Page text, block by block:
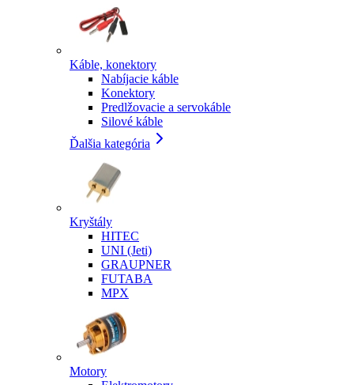
Káble, konektory
Nabíjacie káble
Konektory
Predlžovacie a servokáble
Silové káble
Ďalšia kategória
Kryštály
HITEC
UNI (Jeti)
GRAUPNER
FUTABA
MPX
Motory